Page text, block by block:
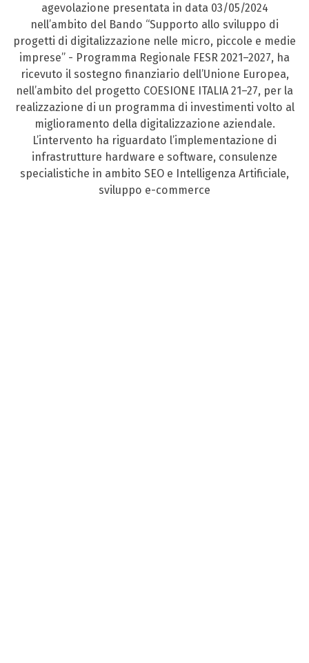
agevolazione presentata in data 03/05/2024
nell’ambito del Bando “Supporto allo sviluppo di
progetti di digitalizzazione nelle micro, piccole e medie
imprese” - Programma Regionale FESR 2021–2027, ha
ricevuto il sostegno finanziario dell’Unione Europea,
nell’ambito del progetto COESIONE ITALIA 21–27, per la
realizzazione di un programma di investimenti volto al
miglioramento della digitalizzazione aziendale.
L’intervento ha riguardato l’implementazione di
infrastrutture hardware e software, consulenze
specialistiche in ambito SEO e Intelligenza Artificiale,
sviluppo e-commerce